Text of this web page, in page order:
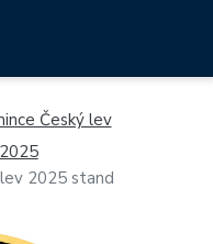
Český lev
2025
2025 stand